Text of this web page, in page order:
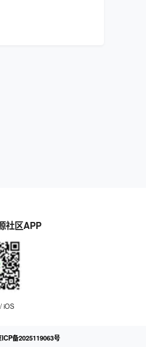
社区APP
iOS
ICP备2025119063号